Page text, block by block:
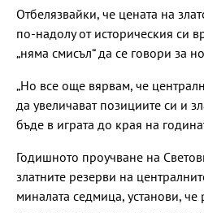
Отбелязвайки, че цената на
по-надолу от историческия си
„няма смисъл“ да се говори за
„Но все още вярвам, че
да увеличават позициите си и
бъде в играта до края на
Годишното проучване на
златните резерви на
миналата седмица, установи, че